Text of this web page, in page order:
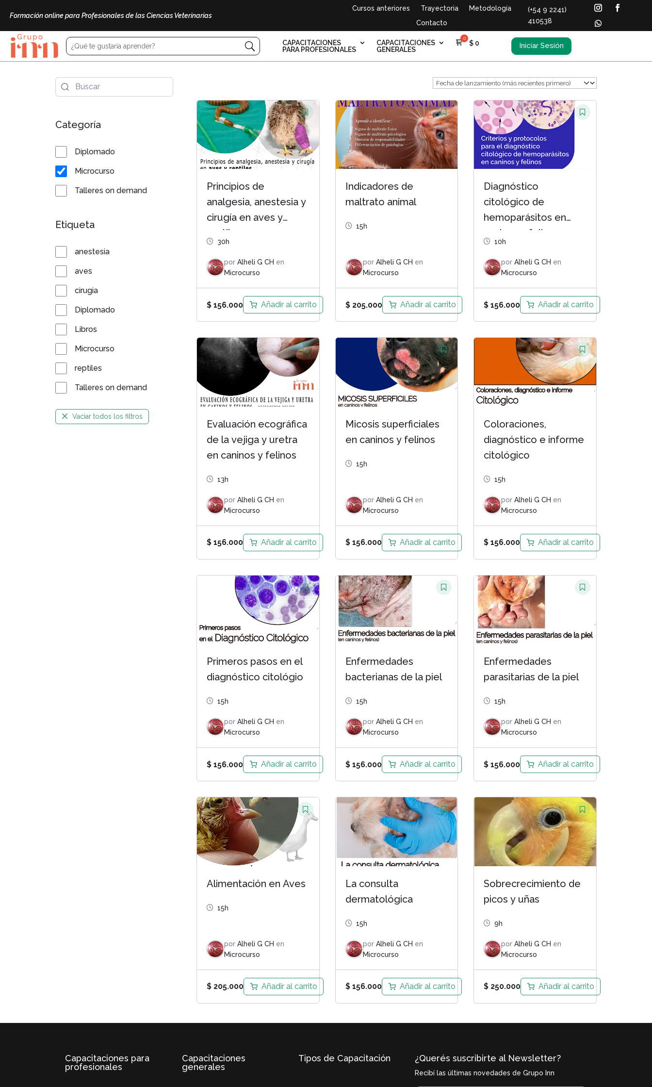
Formación online para Profesionales de las Ciencias Veterinarias
Cursos anteriores Trayectoria
Metodología
Contacto
(+54 9 2241)
410538
CAPACITACIONES
PARA PROFESIONALES
CAPACITACIONES
GENERALES
$ 0 Iniciar Sesión
Categoría
Diplomado
Microcurso
Talleres on demand
Etiqueta
anestesia
aves
cirugia
Diplomado
Libros
Microcurso
reptiles
Talleres on demand
Vaciar todos los filtros
Principios de
analgesia, anestesia y
cirugía en aves y
reptiles
30h
por Alheli G CH en
Microcurso
$ 156.000 Añadir al carrito
Indicadores de
maltrato animal
15h
por Alheli G CH en
Microcurso
$205.000 Añadir al carrito
Diagnóstico
citológico de
hemoparásitos en
caninos y felinos
10h
porAlheli G CH en
Microcurso
$ 156.000 Añadir al carrito
Evaluación ecográfica
de la vejiga y uretra
en caninos y felinos
13h
por Alheli G CH en
Microcurso
$ 156.000 Añadir al carrito
Micosis superficiales
en caninos y felinos
15h
por Alheli G CH en
Microcurso
$156.000 Añadir al carrito
Coloraciones,
diagnóstico e informe
citológico
15h
porAlheli G CH en
Microcurso
$ 156.000 Añadir al carrito
Primeros pasos en el
diagnóstico citológio
15h
por Alheli G CH en
Microcurso
$ 156.000 Añadir al carrito
Enfermedades
bacterianas de la piel
15h
por Alheli G CH en
Microcurso
$156.000 Añadir al carrito
Enfermedades
parasitarias de la piel
15h
porAlheli G CH en
Microcurso
$ 156.000 Añadir al carrito
Alimentación en Aves
15h
por Alheli G CH en
Microcurso
$ 205.000 Añadir al carrito
La consulta
dermatológica
15h
por Alheli G CH en
Microcurso
$156.000 Añadir al carrito
Sobrecrecimiento de
picos y uñas
9h
porAlheli G CH en
Microcurso
$ 250.000 Añadir al carrito
Capacitaciones para
profesionales
Capacitaciones
generales
Tipos de Capacitación ¿Querés suscribirte al Newsletter?
Recibí las últimas novedades de Grupo Inn